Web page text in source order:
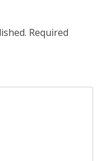
Required